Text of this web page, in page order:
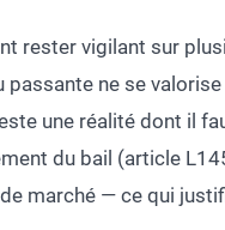
rester vigilant sur
passante ne se
une réalité dont il
du bail (article
marché — ce qui